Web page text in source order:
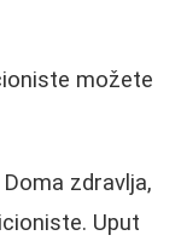
možete
Doma zdravlja,
Uput